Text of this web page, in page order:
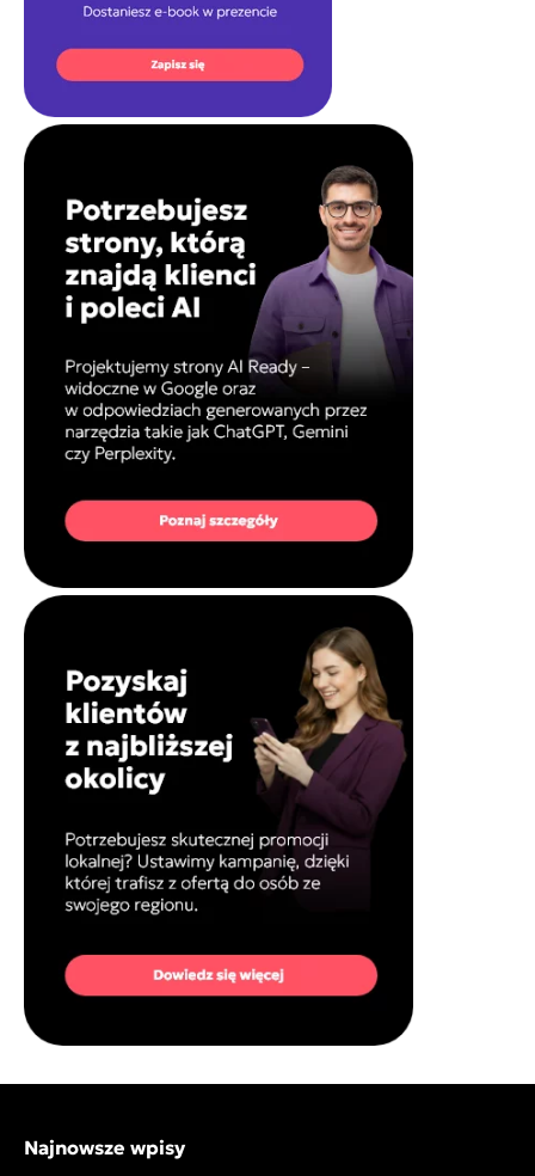
Najnowsze wpisy